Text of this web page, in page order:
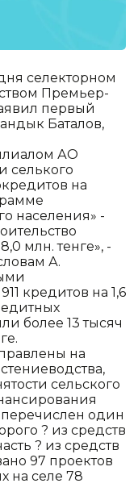
селекторном
Премьер-
первый
Баталов,
АО
селького
на
населения» -
млн. тенге», -
А.
кредитов на 1,6
более 13 тысяч
на
сельского
один
? из средств
? из средств
97 проектов
на селе 78